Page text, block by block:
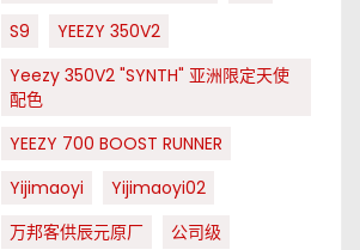
S9
YEEZY 350V2
Yeezy 350V2 "SYNTH" 亚洲限定天使
配色
YEEZY 700 BOOST RUNNER
Yijimaoyi
Yijimaoyi02
万邦客供辰元原厂
公司级